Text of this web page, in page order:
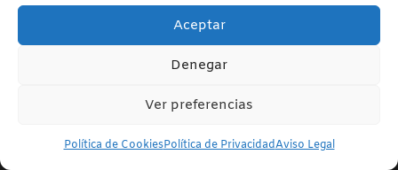
Aceptar
Denegar
Ver preferencias
Política de CookiesPolítica de PrivacidadAviso Legal
obra.
Utilizamos cookies para ofrecerte la mejor experiencia en
ajustes.
Aceptar Rechazar Ajustes